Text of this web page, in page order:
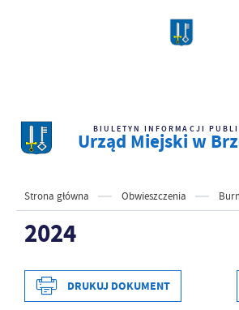
BIULETYN INFORMACJI
Urząd Miejski w
Strona główna Obwieszczenia
2024
DRUKUJ DOKUMENT